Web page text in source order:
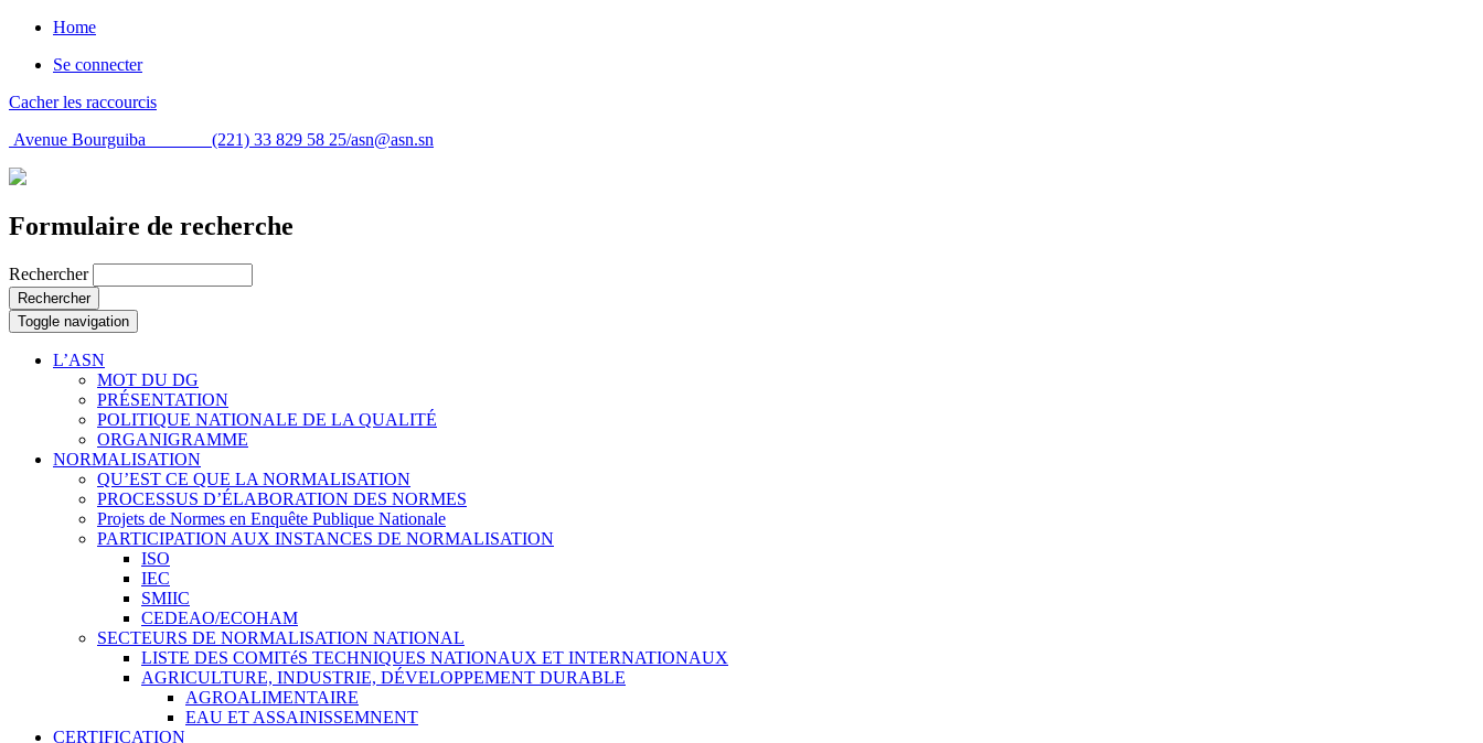
Home
Se connecter
Cacher les raccourcis
Avenue Bourguiba (221) 33 829 58 25/asn@asn.sn
Formulaire de recherche
Rechercher
Rechercher
Toggle navigation
L’ASN
MOT DU DG
PRÉSENTATION
POLITIQUE NATIONALE DE LA QUALITÉ
ORGANIGRAMME
NORMALISATION
QU’EST CE QUE LA NORMALISATION
PROCESSUS D’ÉLABORATION DES NORMES
Projets de Normes en Enquête Publique Nationale
PARTICIPATION AUX INSTANCES DE NORMALISATION
ISO
IEC
SMIIC
CEDEAO/ECOHAM
SECTEURS DE NORMALISATION NATIONAL
LISTE DES COMITéS TECHNIQUES NATIONAUX ET INTERNATIONAUX
AGRICULTURE, INDUSTRIE, DÉVELOPPEMENT DURABLE
AGROALIMENTAIRE
EAU ET ASSAINISSEMNENT
CERTIFICATION